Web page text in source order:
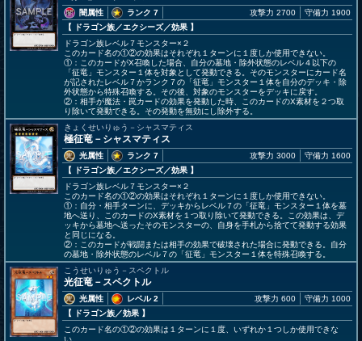
闇属性
ランク 7
【 ドラゴン族／エクシーズ／効果 】
攻撃力 2700 守備力 1900
ドラゴン族レベル７モンスター×２
このカード名の①②の効果はそれぞれ１ターンに１度しか使用できない。
①：このカードがX召喚した場合、自分の墓地・除外状態のレベル４以下の
「征竜」モンスター１体を対象として発動できる。そのモンスターにカード名
が記されたレベル７かランク７の「征竜」モンスター１体を自分のデッキ・除
外状態から特殊召喚する。その後、対象のモンスターをデッキに戻す。
②：相手が魔法・罠カードの効果を発動した時、このカードのX素材を２つ取
り除いて発動できる。その発動を無効にし除外する。
きょくせいりゅう－シャスマティス
極征竜－シャスマティス
光属性
ランク 7
【 ドラゴン族／エクシーズ／効果 】
攻撃力 3000 守備力 1600
ドラゴン族レベル７モンスター×２
このカード名の①②の効果はそれぞれ１ターンに１度しか使用できない。
①：自分・相手ターンに、デッキからレベル７の「征竜」モンスター１体を墓
地へ送り、このカードのX素材を１つ取り除いて発動できる。この効果は、デ
ッキから墓地へ送ったそのモンスターの、自身を手札から捨てて発動する効果
と同じになる。
②：このカードが戦闘または相手の効果で破壊された場合に発動できる。自分
の墓地・除外状態のレベル７の「征竜」モンスター１体を特殊召喚する。
こうせいりゅう－スペクトル
光征竜－スペクトル
光属性
レベル 2
【 ドラゴン族／効果 】
攻撃力 600 守備力 1000
このカード名の①②の効果は１ターンに１度、いずれか１つしか使用できな
い。